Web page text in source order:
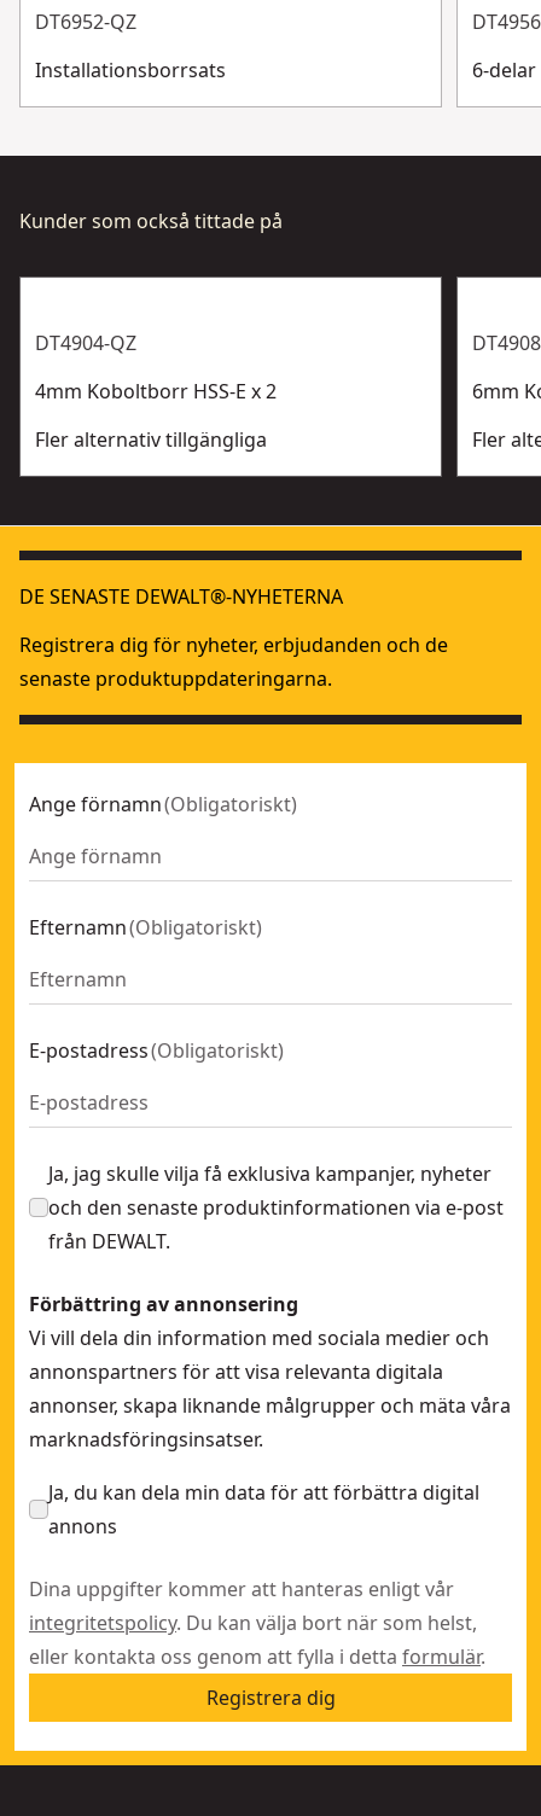
DT6952-QZ
Installationsborrsats
6-
Kunder som också tittade på
DT4904-QZ
4mm Koboltborr HSS-E x 2
Fler alternativ tillgängliga
6mm
Fler
DE SENASTE DEWALT®-NYHETERNA
Registrera dig för nyheter, erbjudanden och de
senaste produktuppdateringarna.
Ange förnamn(Obligatoriskt)
Efternamn(Obligatoriskt)
E-postadress(Obligatoriskt)
Ja, jag skulle vilja få exklusiva kampanjer, nyheter
och den senaste produktinformationen via e-post
från DEWALT.
Förbättring av annonsering
Vi vill dela din information med sociala medier och
annonspartners för att visa relevanta digitala
annonser, skapa liknande målgrupper och mäta våra
marknadsföringsinsatser.
Ja, du kan dela min data för att förbättra digital
annons
Dina uppgifter kommer att hanteras enligt vår
integritetspolicy. Du kan välja bort när som helst,
eller kontakta oss genom att fylla i detta formulär.
Registrera dig